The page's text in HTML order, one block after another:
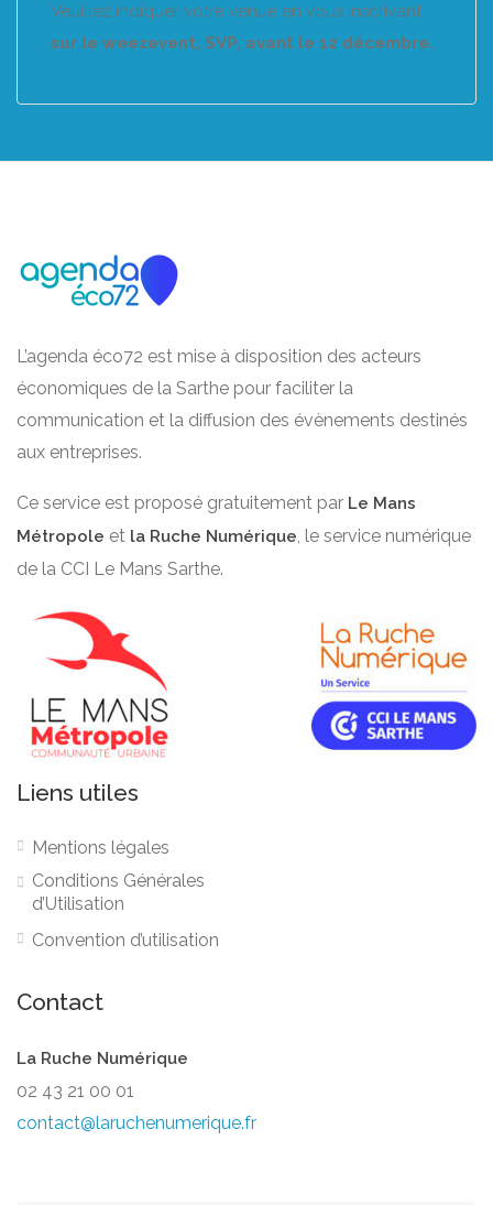
Veuillez indiquer votre venue en vous inscrivant
sur le weezevent, SVP, avant le 12 décembre.
L’agenda éco72 est mise à disposition des acteurs
économiques de la Sarthe pour faciliter la
communication et la diffusion des évènements destinés
aux entreprises.
Ce service est proposé gratuitement par Le Mans
Métropole et la Ruche Numérique, le service numérique
de la CCI Le Mans Sarthe.
Liens utiles
Mentions légales
Conditions Générales
d’Utilisation
Convention d’utilisation
Contact
La Ruche Numérique
02 43 21 00 01
contact@laruchenumerique.fr